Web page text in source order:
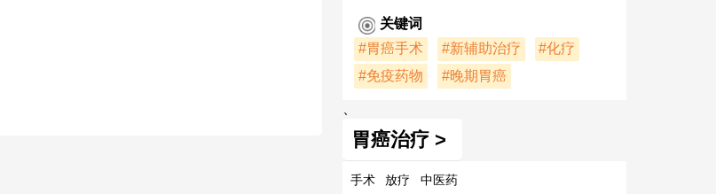
关键词
#胃癌手术
#新辅助治疗
#化疗
#免疫药物
#晚期胃癌
胃癌治疗 >
手术 放疗 中医药